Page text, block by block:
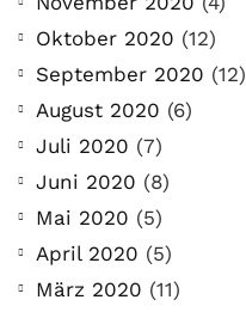
Oktober 2020 (12)
September 2020 (12)
August 2020 (6)
Juli 2020 (7)
Juni 2020 (8)
Mai 2020 (5)
April 2020 (5)
März 2020 (11)